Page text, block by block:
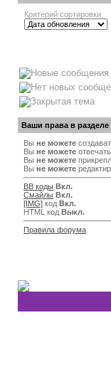
Критерий сортировки
Ваши права в разделе
Вы не можете
Вы не можете
Вы не можете
Вы не можете
BB коды Вкл.
Смайлы Вкл.
[IMG] код Вкл.
HTML код Выкл.
Правила форума